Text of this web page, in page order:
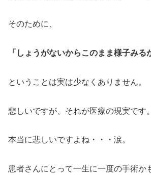
そのために、
「しょうがないからこのまま様子みる
ということは実は少なくありません。
悲しいですが、それが医療の現実です。
本当に悲しいですよね・・・涙。
患者さんにとって一生に一度の手術か